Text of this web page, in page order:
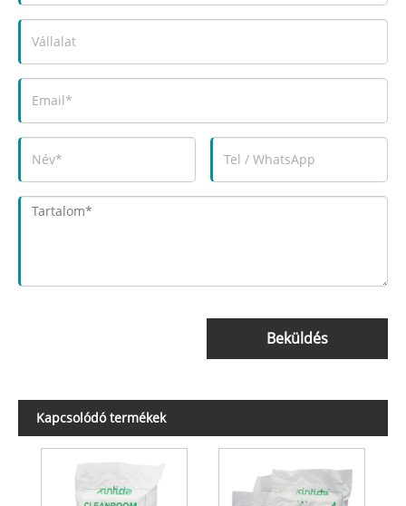
Beküldés
Kapcsolódó termékek